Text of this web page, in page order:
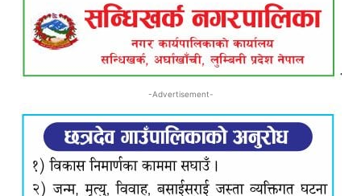
-Advertisement-